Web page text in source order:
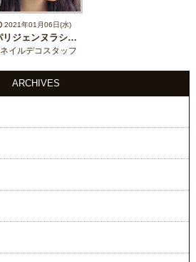
2021年01月06日(水)
【パリジェンヌラシッシュリフト】お年玉プレゼント☆お得に可愛くなれる【ニュアンスネイル定額】
ネイルデコスタッフ
ARCHIVES